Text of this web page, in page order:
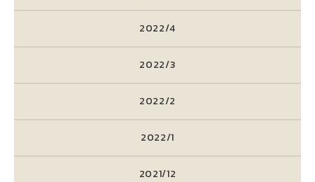
2022/4
2022/3
2022/2
2022/1
2021/12